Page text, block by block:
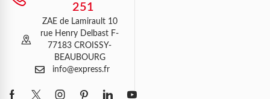
251
ZAE de Lamirault 10
rue Henry Delbast F-
77183 CROISSY-
BEAUBOURG
info@express.fr